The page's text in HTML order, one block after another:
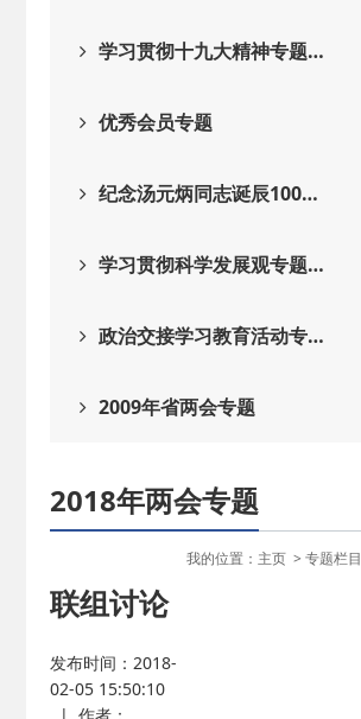
学习贯彻十九大精神专题…
优秀会员专题
纪念汤元炳同志诞辰100…
学习贯彻科学发展观专题…
政治交接学习教育活动专…
2009年省两会专题
2018年两会专题
我的位置： 主页> 专题栏目
联组讨论
发布时间：2018-
02-05 15:50:10